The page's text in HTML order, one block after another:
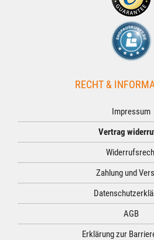
RECHT &
Impressum
Vertrag
Zahlung und
AGB
Erklärung zur